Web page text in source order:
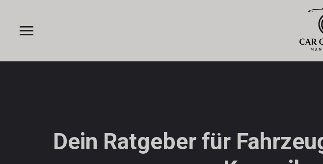
Dein Ratgeber für